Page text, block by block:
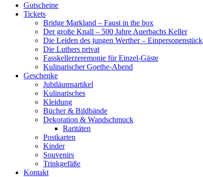
Gutscheine
Tickets
Bridge Markland – Faust in the box
Der große Knall – 500 Jahre Auerbachs Keller
Die Leiden des jungen Werther – Einpersonenstück
Die Luthers privat
Fasskellerzeremonie für Einzel-Gäste
Kulinarischer Goethe-Abend
Geschenke
Jubiläumsartikel
Kulinarisches
Kleidung
Bücher & Bildbände
Dekoration & Wandschmuck
Raritäten
Postkarten
Kinder
Souvenirs
Trinkgefäße
Kontakt